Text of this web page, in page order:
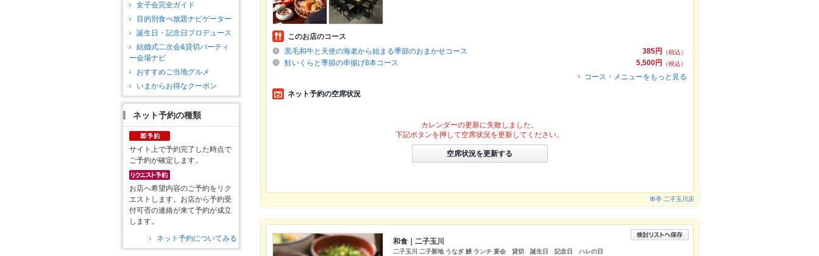
女子会完全ガイド
目的別食べ放題ナビゲーター
誕生日・記念日プロデュース
結婚式二次会&貸切パーティ
ー会場ナビ
おすすめご当地グルメ
いまからお得なクーポン
ネット予約の種類
サイト上で予約完了した時点で
ご予約が確定します。
お店へ希望内容のご予約をリク
エストします。お店から予約受
付可否の連絡が来て予約が成立
します。
ネット予約についてみる
このお店のコース
385円
（税込）
黒毛和牛と天使の海老から始まる季節のおまかせコース
5,500円
（税込）
鮭いくらと季節の串揚げ8本コース
コース・メニューをもっと見る
ネット予約の空席状況
カレンダーの更新に失敗しました。
下記ボタンを押して空席状況を更新してください。
空席状況を更新する
串亭 二子玉川店
和食｜二子玉川
二子玉川 二子新地 うなぎ 鰻 ランチ 宴会 貸切 誕生日 記念日 ハレの日